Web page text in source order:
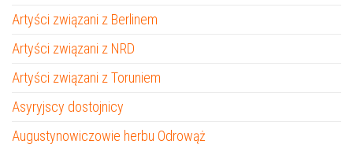
Artyści związani z Berlinem
Artyści związani z NRD
Artyści związani z Toruniem
Asyryjscy dostojnicy
Augustynowiczowie herbu Odrowąż